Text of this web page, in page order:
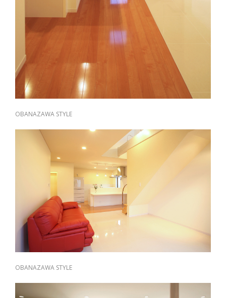
OBANAZAWA STYLE
OBANAZAWA STYLE